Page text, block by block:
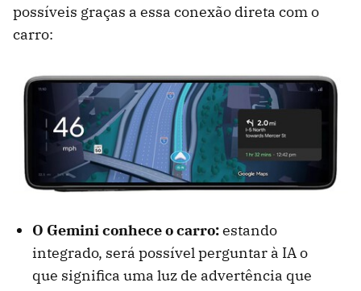
possíveis graças a essa conexão direta com o
carro:
O Gemini conhece o carro:estando
integrado, será possível perguntar à IA o
que significa uma luz de advertência que